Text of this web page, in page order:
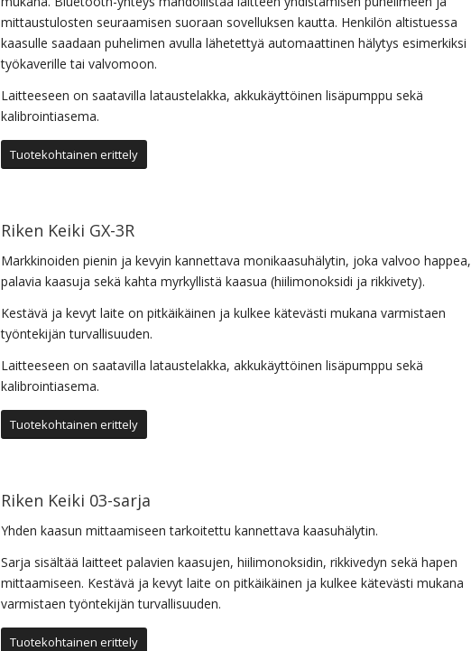
mittaustulosten seuraamisen suoraan sovelluksen kautta. Henkilön altistuessa
kaasulle saadaan puhelimen avulla lähetettyä automaattinen hälytys esimerkiksi
työkaverille tai valvomoon.
Laitteeseen on saatavilla lataustelakka, akkukäyttöinen lisäpumppu sekä
kalibrointiasema.
Tuotekohtainen erittely
Riken Keiki GX-3R
Markkinoiden pienin ja kevyin kannettava monikaasuhälytin, joka valvoo happea,
palavia kaasuja sekä kahta myrkyllistä kaasua (hiilimonoksidi ja rikkivety).
Kestävä ja kevyt laite on pitkäikäinen ja kulkee kätevästi mukana varmistaen
työntekijän turvallisuuden.
Laitteeseen on saatavilla lataustelakka, akkukäyttöinen lisäpumppu sekä
kalibrointiasema.
Tuotekohtainen erittely
Riken Keiki 03-sarja
Yhden kaasun mittaamiseen tarkoitettu kannettava kaasuhälytin.
Sarja sisältää laitteet palavien kaasujen, hiilimonoksidin, rikkivedyn sekä hapen
mittaamiseen. Kestävä ja kevyt laite on pitkäikäinen ja kulkee kätevästi mukana
varmistaen työntekijän turvallisuuden.
Tuotekohtainen erittely